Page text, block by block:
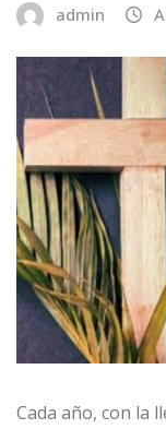
admin
Cada año, con la